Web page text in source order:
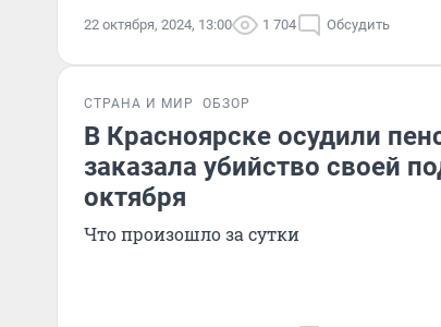
22 октября, 2024, 13:00 1 704 Обсудить
СТРАНА И МИР ОБЗОР
В Красноярске осудили
заказала убийство своей
октября
Что произошло за сутки